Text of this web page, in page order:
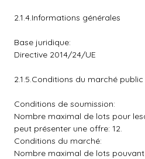
2.1.4.Informations générales
Base juridique:
Directive 2014/24/UE
2.1.5.Conditions du marché public
Conditions de soumission:
Nombre maximal de lots pour
peut présenter une offre: 12.
Conditions du marché:
Nombre maximal de lots